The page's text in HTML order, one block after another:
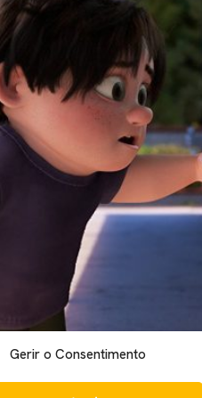
Gerir o Consentimento